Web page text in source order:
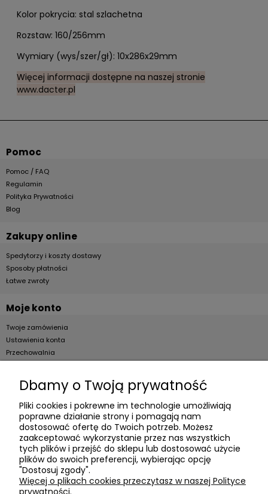
Kolor pokrycia: stal szlachetna
Rozstaw: 160/256mm
Wymiary (wys/szer/gł): 10x286x29mm
Więcej informacji dostępne na naszej stronie
www.dacter.pl
Pomoc
Pomoc / FAQ
Regulamin
Polityka Prywatności
Blog
Zakupy online
Spedytorzy i koszty dostawy
Sposoby płatności
Łatwe zwroty
Moje konto
Twoje zamówienia
Ustawienia konta
Przechowalnia
Dla firm
O firmie
Informacje o firmie
Kontakt
dacter.pl
Dbamy o Twoją prywatność
Pliki cookies i pokrewne im technologie umożliwiają
poprawne działanie strony i pomagają nam
dostosować ofertę do Twoich potrzeb. Możesz
zaakceptować wykorzystanie przez nas wszystkich
tych plików i przejść do sklepu lub dostosować użycie
plików do swoich preferencji, wybierając opcję
"Dostosuj zgody".
Więcej o plikach cookies przeczytasz w naszej Polityce
prywatności.